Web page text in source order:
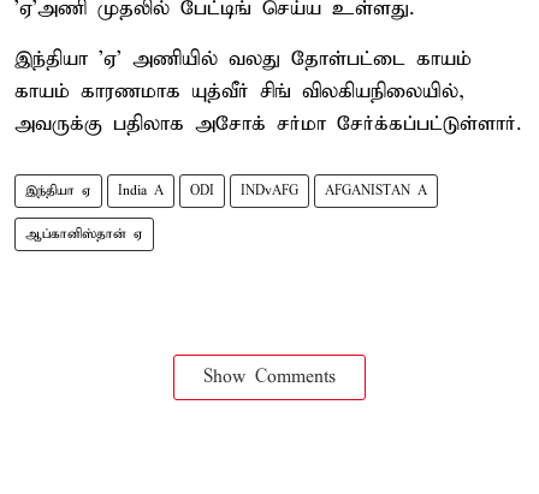
’ஏ’அணி முதலில் பேட்டிங் செய்ய உள்ளது.
இந்தியா 'ஏ' அணியில் வலது தோள்பட்டை காயம்
காயம் காரணமாக யுத்வீர் சிங் விலகியநிலையில்,
அவருக்கு பதிலாக அசோக் சர்மா சேர்க்கப்பட்டுள்ளார்.
இந்தியா ஏ India A ODI INDvAFG AFGANISTAN A
ஆப்கானிஸ்தான் ஏ
Show Comments